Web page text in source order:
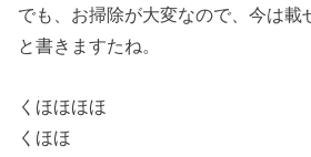
でも、お掃除が大変なので、今は載
と書きますたね。
くほほほほ
くほほ